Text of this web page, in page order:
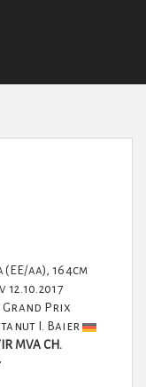
(EE/aa), 164cm
12.10.2017
Grand Prix
I. Baier
MVA CH.